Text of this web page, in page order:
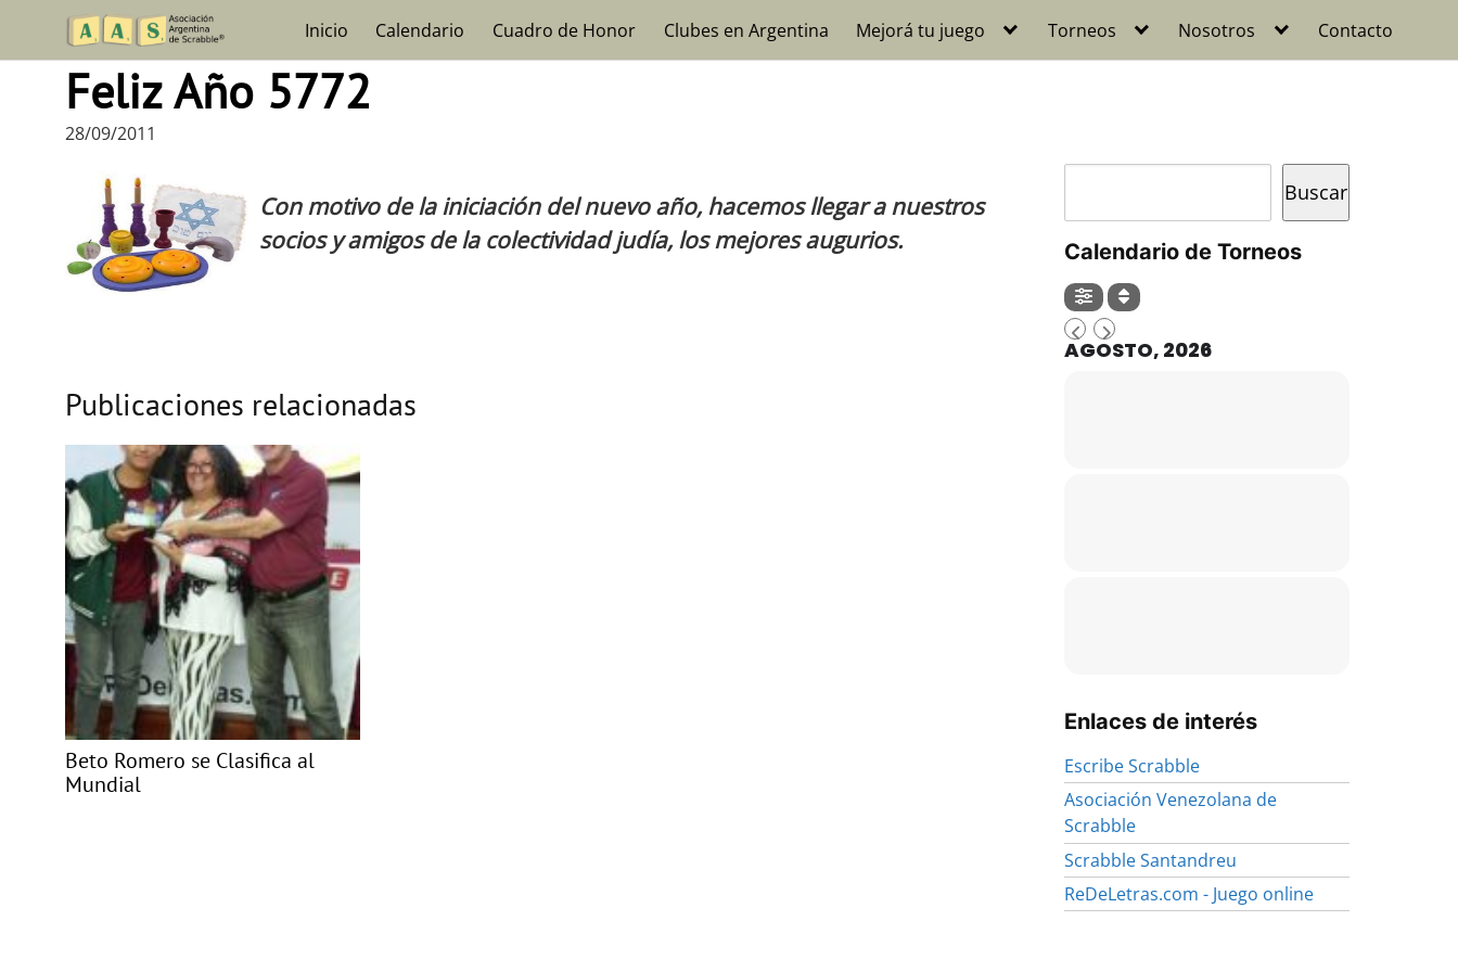
content
Inicio Calendario Cuadro de Honor Clubes en Argentina Mejorá tu juego Torneos Nosotros Contacto
Feliz Año 5772
28/09/2011
Con motivo de la iniciación del nuevo año, hacemos llegar a nuestros
socios y amigos de la colectividad judía, los mejores augurios.
Publicaciones relacionadas
Beto Romero se Clasifica al
Mundial
Buscar
Calendario de Torneos
AGOSTO, 2026
Enlaces de interés
Escribe Scrabble
Asociación Venezolana de
Scrabble
Scrabble Santandreu
ReDeLetras.com - Juego online